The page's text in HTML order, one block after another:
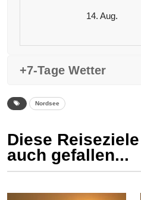
14. Aug.
+7-Tage Wetter
Nordsee
Diese
auch gefallen...